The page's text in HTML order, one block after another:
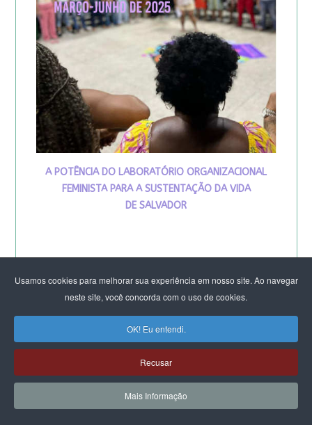
Usamos cookies para melhorar sua experiência em nosso site. Ao navegar
neste site, você concorda com o uso de cookies.
OK! Eu entendi.
Recusar
Mais Informação
A POTÊNCIA DO LABORATÓRIO ORGANIZACIONAL
FEMINISTA PARA A SUSTENTAÇÃO DA VIDA
DE SALVADOR